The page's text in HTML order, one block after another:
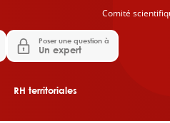
RH territoriales
Poser une question à
Un expert
Comité